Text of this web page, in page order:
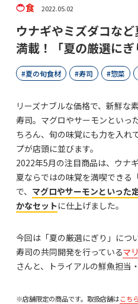
食 2022.05.02
ウナギやミズダコな
満載！「夏の厳選にぎ
夏の旬食材 寿司 惣菜
リーズナブルな価格で、新鮮な
寿司。マグロやサーモンといっ
ちろん、旬の味覚にも力を入れ
プが店頭に並びます。
2022年5月の注目商品は、ウナ
夏ならではの味覚を満喫できる
で、 マグロやサーモンといった
かなセットに仕上げました。
今回は「夏の厳選にぎり」につ
寿司の共同開発を行っているマ
さんと、トライアルの鮮魚担当
※店舗限定の商品です。取扱店舗はこちら